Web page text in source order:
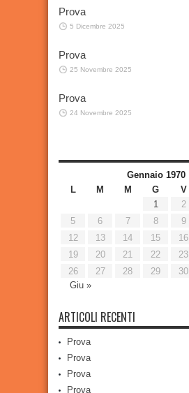
Prova
5 Dicembre 2025
Prova
25 Novembre 2025
Prova
24 Novembre 2025
Gennaio 1970
L
M M G V
1
2
5
6 7 8 9
12
13 14 15 16
19
20 21 22 23
26
27 28 29 30
Giu »
ARTICOLI RECENTI
Prova
Prova
Prova
Prova